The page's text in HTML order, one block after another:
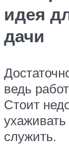
идея
дачи
ведь
Стоит
служить.